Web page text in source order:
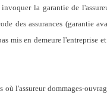
la garantie de
des assurances (garantie
mis en demeure l'entreprise
l'assureur dommages-